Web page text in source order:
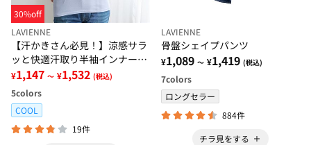
30%off
LAVIENNE
【汗かきさん必見！】涼感サラ
ッと快適汗取り半袖インナー＜
さらりラボ＞
¥1,147 ～ ¥1,532 (税込)
5colors
COOL
19件
LAVIENNE
骨盤シェイプパンツ
¥1,089 ～ ¥1,419 (税込)
7colors
ロングセラー
884件
チラ見をする